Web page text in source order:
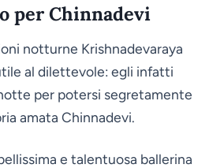
per Chinnadevi
notturne Krishnadevaraya
al dilettevole: egli infatti
per potersi segretamente
amata Chinnadevi.
e talentuosa ballerina